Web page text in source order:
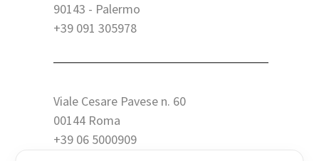
90143 - Palermo
+39 091 305978
Viale Cesare Pavese n. 60
00144 Roma
+39 06 5000909